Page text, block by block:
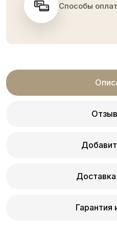
Способы
Доставка
Гарантия